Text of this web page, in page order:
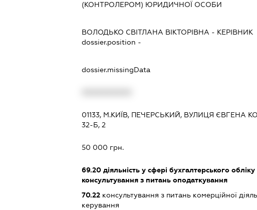
(КОНТРОЛЕРОМ) ЮРИДИЧНОЇ ОСОБИ
ВОЛОДЬКО СВІТЛАНА ВІКТОРІВНА - КЕРІВНИК
dossier.position -
dossier.missingData
01133, М.КИЇВ, ПЕЧЕРСЬКИЙ, ВУЛИЦЯ ЄВГЕНА
32-Б, 2
50 000 грн.
69.20діяльність у сфері бухгалтерського
консультування з питань оподаткування
70.22консультування з питань комерційної
керування